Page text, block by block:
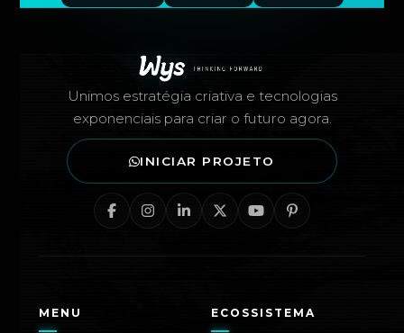
Unimos estratégia criativa e tecnologias
exponenciais para criar o futuro agora.
INICIAR PROJETO
MENU ECOSSISTEMA